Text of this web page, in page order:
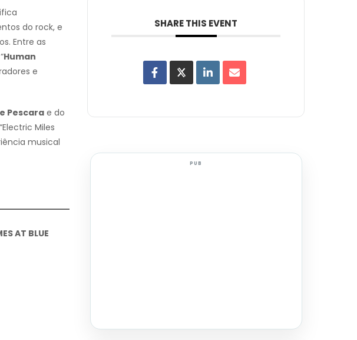
do rock, e
Entre as
Human
e
Pescara e do
Miles
musical
AT BLUE
SHARE THIS EVENT
PUB